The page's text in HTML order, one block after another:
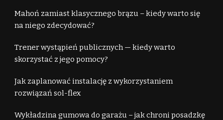
Mahoń zamiast klasycznego brązu – kiedy warto się
na niego zdecydować?
Trener wystąpień publicznych — kiedy warto
skorzystać z jego pomocy?
Jak zaplanować instalację z wykorzystaniem
rozwiązań sol-flex
Wykładzina gumowa do garażu – jak chroni posadzkę